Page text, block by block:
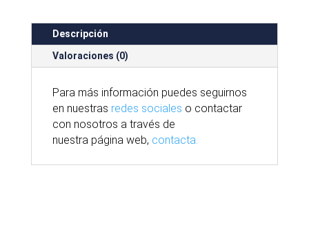
Descripción
Valoraciones (0)
Para más información puedes seguirnos
en nuestras redes sociales o contactar
con nosotros a través de
nuestra página web, contacta.